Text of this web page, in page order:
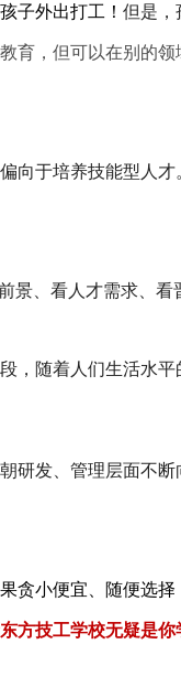
子外出打工！ 但是，
育，但可以在别的
向于培养技能型人才
景、看人才需求、看
，随着人们生活水
研发、管理层面不
贪小便宜、随便选
方技工学校无疑是你